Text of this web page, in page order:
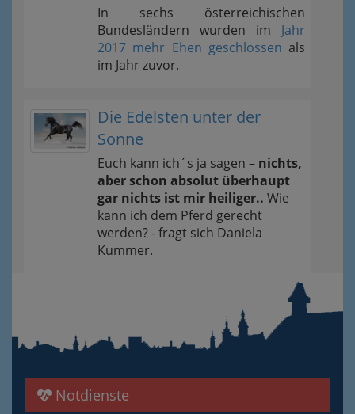
In sechs österreichischen
Bundesländern wurden im Jahr
2017 mehr Ehen geschlossen als
im Jahr zuvor.
Die Edelsten unter der
Sonne
Euch kann ich´s ja sagen – nichts,
aber schon absolut überhaupt
gar nichts ist mir heiliger.. Wie
kann ich dem Pferd gerecht
werden? - fragt sich Daniela
Kummer.
Notdienste